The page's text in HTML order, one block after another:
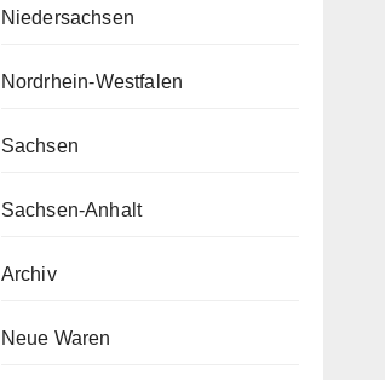
Niedersachsen
Nordrhein-Westfalen
Sachsen
Sachsen-Anhalt
Archiv
Neue Waren